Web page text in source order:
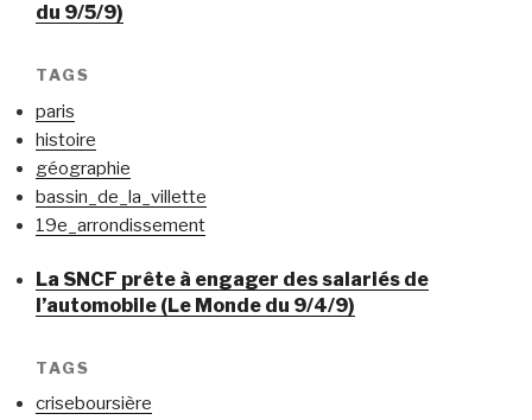
du 9/5/9)
TAGS
paris
histoire
géographie
bassin_de_la_villette
19e_arrondissement
La SNCF prête à engager des salariés de
l’automobile (Le Monde du 9/4/9)
TAGS
criseboursière